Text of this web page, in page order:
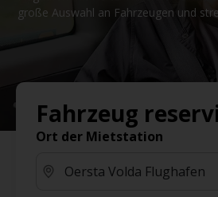
große Auswahl an Fahrzeugen und
Fahrzeug
Ort der Mietstation